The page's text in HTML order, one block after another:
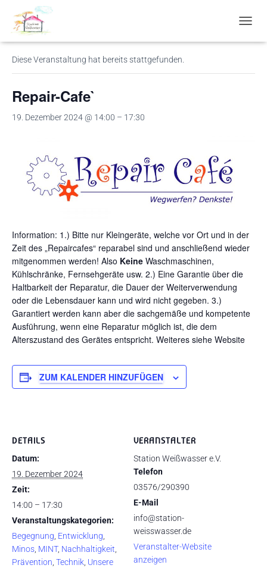
A
G
E
N
« Alle Veranstaltungen
Diese Veranstaltung hat bereits stattgefunden.
Repair-Cafe`
19. Dezember 2024 @ 14:00 – 17:30
Information: 1.) Bitte nur Kleingeräte, welche vor Ort und in der
Zeit des „Repaircafes“ reparabel sind und anschließend wieder
mitgenommen werden! Also Keine Waschmaschinen,
Kühlschränke, Fernsehgeräte usw. 2.) Eine Garantie über die
Haltbarkeit der Reparatur, die Dauer der Weiterverwendung
oder die Lebensdauer kann und wird nicht gegeben. 3.)
Garantiert werden kann aber die sachgemäße und kompetente
Ausführung, wenn eine Reparatur möglich ist, die dem
Alterszustand des Gerätes entspricht. Weiteres siehe Website
ZUM KALENDER HINZUFÜGEN
DETAILS
Datum:
19. Dezember 2024
Zeit:
14:00 – 17:30
Veranstaltungskategorien:
Begegnung Entwicklung
Minos MINT, Nachhaltigkeit
Prävention Technik Unsere
VERANSTALTER
Station Weißwasser e.V.
Telefon
03576/290390
E-Mail
info@station-
weisswasser.de
Veranstalter-Website
anzeigen